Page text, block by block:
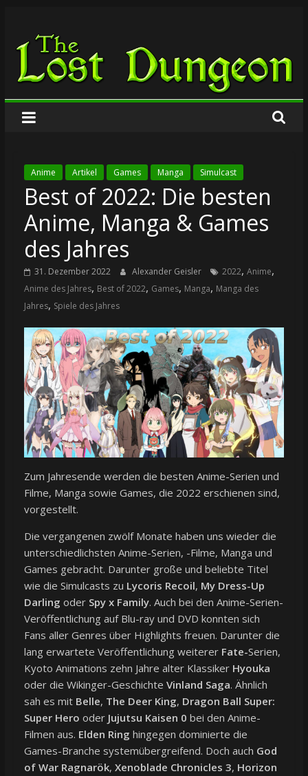
springen
The
Lost
Dungeon
Anime Artikel Games Manga Simulcast
Best of 2022: Die besten
Anime, Manga & Games
des Jahres
31. Dezember 2022 Alexander Geisler 2022, Anime,
Anime des Jahres, Best of 2022, Games, Manga, Manga des
Jahres, Spiele des Jahres
Zum Jahresende werden die besten Anime-Serien und
Filme, Manga sowie Games, die 2022 erschienen sind,
vorgestellt.
Die vergangenen zwölf Monate haben uns wieder die
unterschiedlichsten Anime-Serien, -Filme, Manga und
Games gebracht. Darunter große und beliebte Titel
wie die Simulcasts zu Lycoris Recoil, My Dress-Up
Darling oder Spy x Family. Auch bei den Anime-Serien-
Veröffentlichung auf Blu-ray und DVD konnten sich
Fans aller Genres über Highlights freuen. Darunter die
lang erwartete Veröffentlichung weiterer Fate-Serien,
Kyoto Animations zehn Jahre alter Klassiker Hyouka
oder die Wikinger-Geschichte Vinland Saga. Ähnlich
sah es mit Belle, The Deer King, Dragon Ball Super:
Super Hero oder Jujutsu Kaisen 0 bei den Anime-
Filmen aus. Elden Ring hingegen dominierte die
Games-Branche systemübergreifend. Doch auch God
of War Ragnarök, Xenoblade Chronicles 3, Horizon